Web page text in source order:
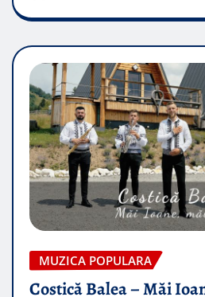
MUZICA POPULARA
Costică Balea – Măi